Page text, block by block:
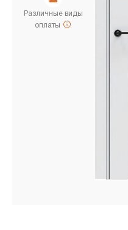
Различные виды
оплаты